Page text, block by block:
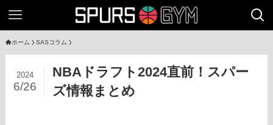
ホーム SASコラム
NBAドラフト2024直前！スパー
ズ情報まとめ
2024
6/26